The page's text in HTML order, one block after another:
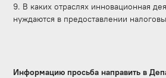
9. В каких отраслях инновационная
нуждаются в предоставлении
Информацию просьба направить в